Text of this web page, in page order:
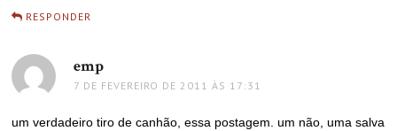
RESPONDER
emp
7 DE FEVEREIRO DE 2011 ÀS 17:31
um verdadeiro tiro de canhão, essa postagem. um não, uma salva